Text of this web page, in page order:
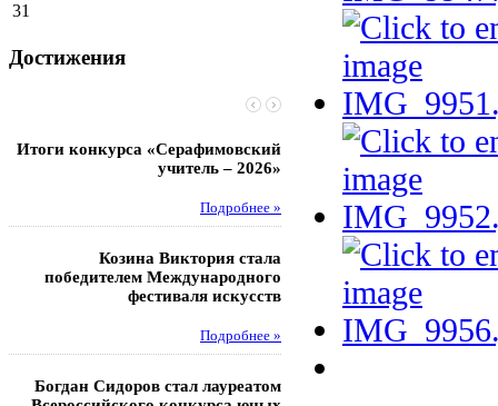
31
Достижения
Итоги конкурса «Серафимовский
учитель – 2026»
Подробнее »
Козина Виктория стала
победителем Международного
фестиваля искусств
Подробнее »
Богдан Сидоров стал лауреатом
Чебаненко Глеб стал
областных
Музафаров Пётр стал